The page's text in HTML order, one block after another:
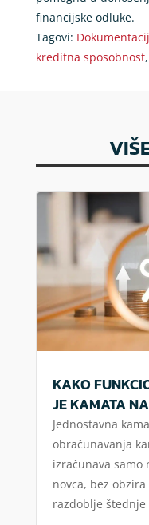
financijske odluke.
Tagovi:
kreditna sposobnost,
KAKO
JE KAMATA
Jednostavna
obračunavanja
izračunava samo
novca, bez
razdoblje